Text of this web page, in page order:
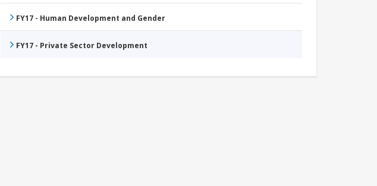
FY17 - Human Development and Gender
FY17 - Private Sector Development